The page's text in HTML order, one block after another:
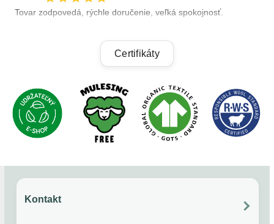
Tovar zodpovedá, rýchle doručenie, veľká spokojnosť.
Linda, Veľký Krtíš
+ kvalitné výrobky, + výhodné ceny, +rýchle dodanie.
AB
Alzbeta, Zatin
Overený zákazník
Certifikáty
Kontakt